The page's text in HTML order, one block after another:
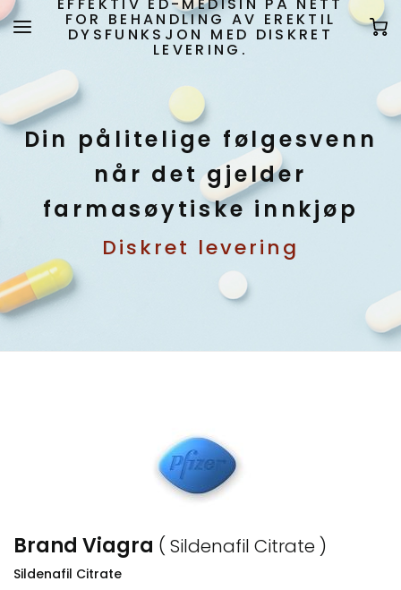
FOR BEHANDLING AV EREKTIL
DYSFUNKSJON MED DISKRET
LEVERING.
Din pålitelige følgesvenn
når det gjelder
farmasøytiske innkjøp
Diskret levering
Brand Viagra ( Sildenafil Citrate )
Sildenafil Citrate